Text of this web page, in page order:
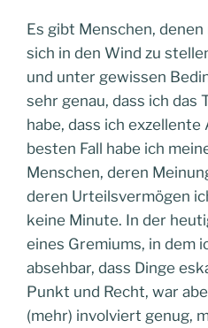
Es gibt Menschen,
sich in den Wind zu
und unter gewissen
sehr genau, dass ich das
habe, dass ich
besten Fall habe ich
Menschen, deren
deren Urteilsvermögen
keine Minute. In der
eines Gremiums, in dem
absehbar, dass Dinge
Punkt und Recht, war
(mehr) involviert genug,